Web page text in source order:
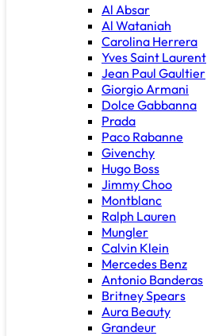
Al Absar
Al Wataniah
Carolina Herrera
Yves Saint Laurent
Jean Paul Gaultier
Giorgio Armani
Dolce Gabbanna
Prada
Paco Rabanne
Givenchy
Hugo Boss
Jimmy Choo
Montblanc
Ralph Lauren
Mungler
Calvin Klein
Mercedes Benz
Antonio Banderas
Britney Spears
Aura Beauty
Grandeur